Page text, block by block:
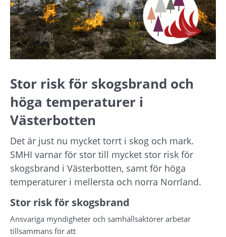
Stor risk för skogsbrand och
höga temperaturer i
Västerbotten
Det är just nu mycket torrt i skog och mark.
SMHI varnar för stor till mycket stor risk för
skogsbrand i Västerbotten, samt för höga
temperaturer i mellersta och norra Norrland.
Stor risk för skogsbrand
Ansvariga myndigheter och samhällsaktörer arbetar
tillsammans för att